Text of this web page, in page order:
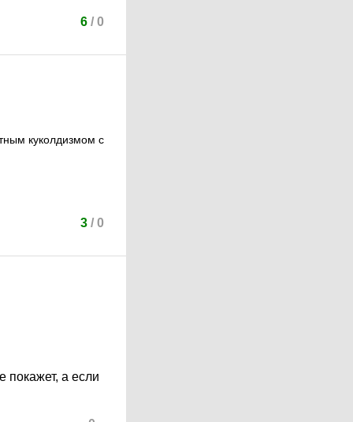
6/ 0
куколдизмом с
3/ 0
покажет, а если